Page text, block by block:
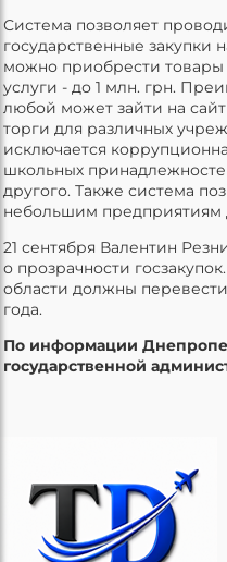
Система позволяет
государственные закупки
можно приобрести товары
услуги - до 1 млн. грн.
любой может зайти на
торги для различных
исключается
школьных
другого. Также система
небольшим
21 сентября Валентин
о прозрачности
области должны
года.
По информации
государственной